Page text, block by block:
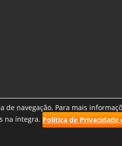
navegação. Para mais
na íntegra. Política de